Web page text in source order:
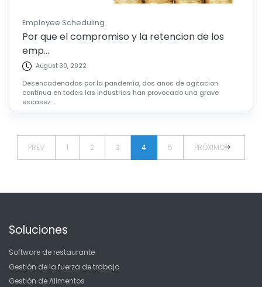
Employee Scheduling
Por que el compromiso y la retencion de los
emp...
August 30, 2022
Desencadenados por la pandemia, dos anos de agitacion
continua en todas las industrias han provocado una grave
escasez ...
PREV 1 2 3 4 5 PRÓXIMO
Soluciones
Software de restaurante
Gestión de la fuerza de trabajo
Gestión de Alimentos